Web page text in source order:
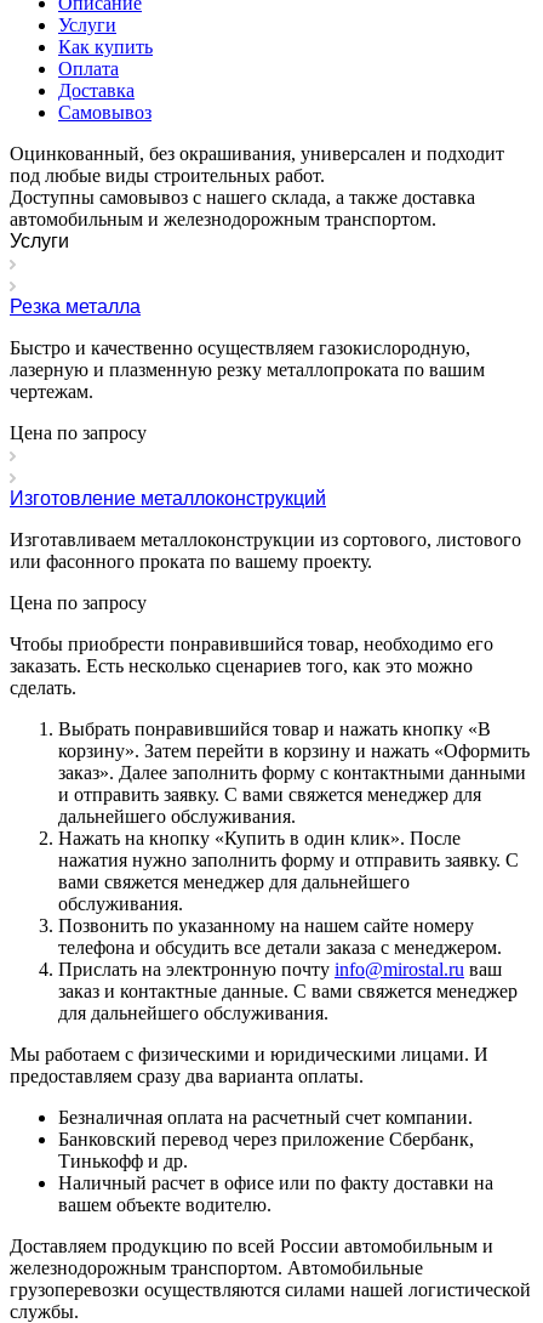
Услуги
Как купить
Оплата
Доставка
Самовывоз
Оцинкованный, без окрашивания, универсален и подходит
под любые виды строительных работ.
Доступны самовывоз с нашего склада, а также доставка
автомобильным и железнодорожным транспортом.
Услуги
Резка металла
Быстро и качественно осуществляем газокислородную,
лазерную и плазменную резку металлопроката по вашим
чертежам.
Цена по запросу
Изготовление металлоконструкций
Изготавливаем металлоконструкции из сортового, листового
или фасонного проката по вашему проекту.
Цена по запросу
Чтобы приобрести понравившийся товар, необходимо его
заказать. Есть несколько сценариев того, как это можно
сделать.
Выбрать понравившийся товар и нажать кнопку «В
корзину». Затем перейти в корзину и нажать «Оформить
заказ». Далее заполнить форму с контактными данными
и отправить заявку. С вами свяжется менеджер для
дальнейшего обслуживания.
Нажать на кнопку «Купить в один клик». После
нажатия нужно заполнить форму и отправить заявку. С
вами свяжется менеджер для дальнейшего
обслуживания.
Позвонить по указанному на нашем сайте номеру
телефона и обсудить все детали заказа с менеджером.
Прислать на электронную почту info@mirostal.ru ваш
заказ и контактные данные. С вами свяжется менеджер
для дальнейшего обслуживания.
Мы работаем с физическими и юридическими лицами. И
предоставляем сразу два варианта оплаты.
Безналичная оплата на расчетный счет компании.
Банковский перевод через приложение Сбербанк,
Тинькофф и др.
Наличный расчет в офисе или по факту доставки на
вашем объекте водителю.
Доставляем продукцию по всей России автомобильным и
железнодорожным транспортом. Автомобильные
грузоперевозки осуществляются силами нашей логистической
службы.